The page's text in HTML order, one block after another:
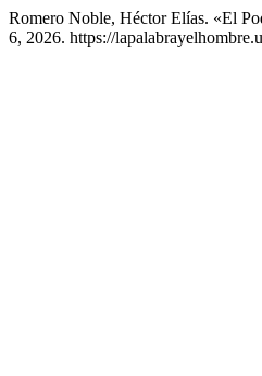
Romero Noble, Héctor Elías. «El
6, 2026. https://